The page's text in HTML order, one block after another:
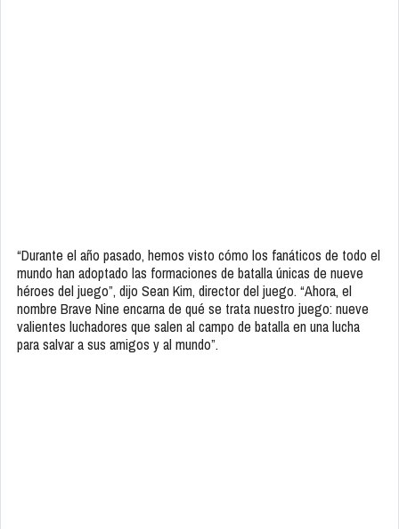
“Durante el año pasado, hemos visto cómo los fanáticos de todo el
mundo han adoptado las formaciones de batalla únicas de nueve
héroes del juego”, dijo Sean Kim, director del juego. “Ahora, el
nombre Brave Nine encarna de qué se trata nuestro juego: nueve
valientes luchadores que salen al campo de batalla en una lucha
para salvar a sus amigos y al mundo”.